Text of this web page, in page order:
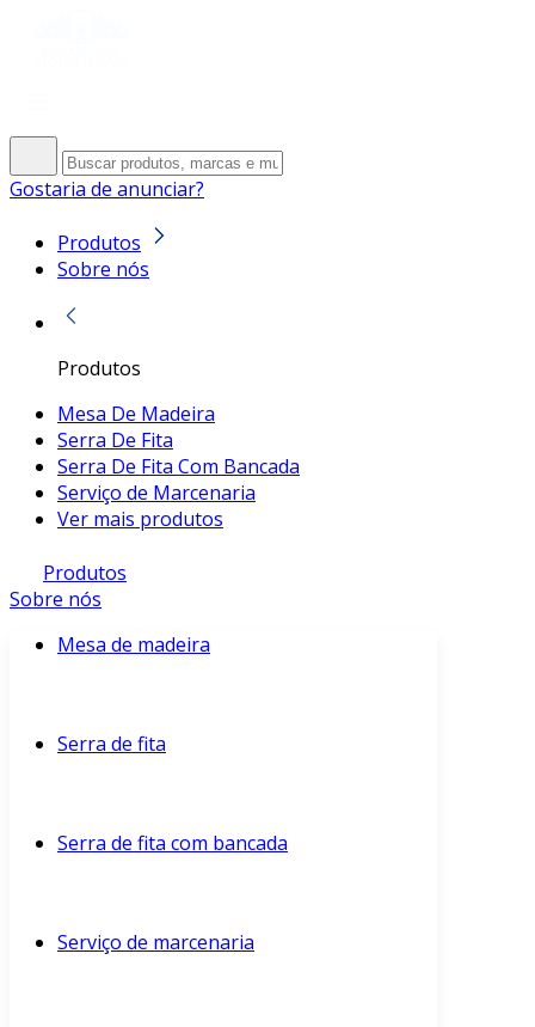
Gostaria de anunciar?
Produtos
Sobre nós
Produtos
Mesa De Madeira
Serra De Fita
Serra De Fita Com Bancada
Serviço de Marcenaria
Ver mais produtos
Produtos
Sobre nós
Mesa de madeira
Serra de fita
Serra de fita com bancada
Serviço de marcenaria